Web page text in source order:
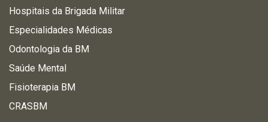
Hospitais da Brigada Militar
Especialidades Médicas
Odontologia da BM
Saúde Mental
Fisioterapia BM
CRASBM